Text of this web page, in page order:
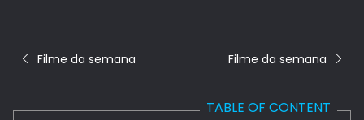
Filme da semana Filme da semana
TABLE OF CONTENT